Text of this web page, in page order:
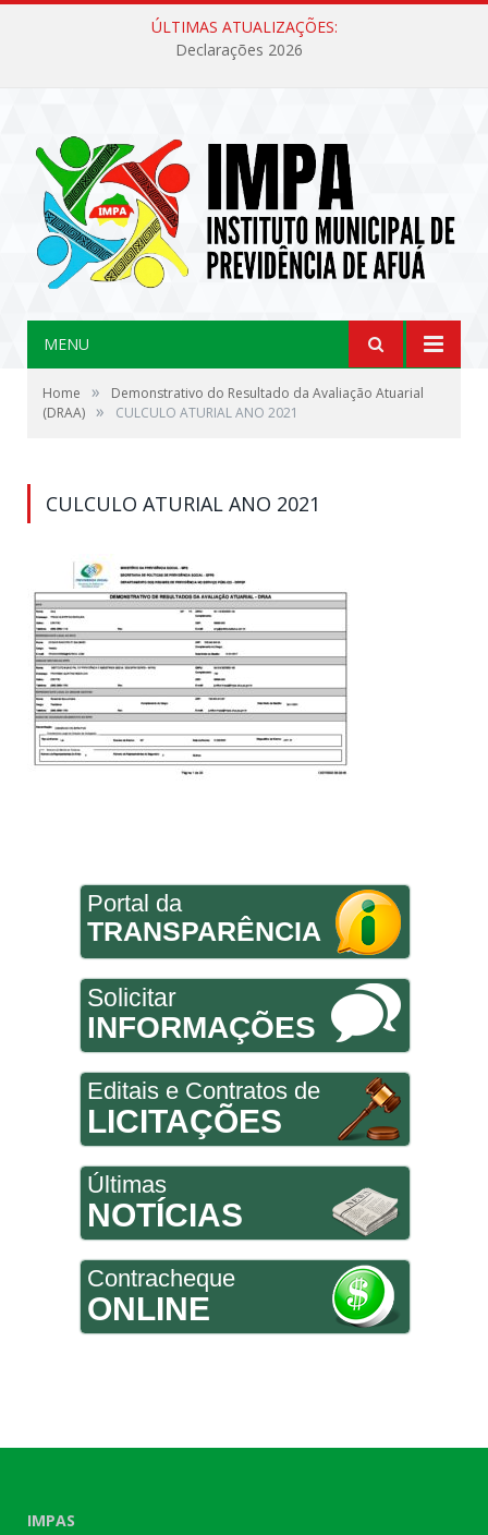
ÚLTIMAS ATUALIZAÇÕES:
Declarações 2026
MENU
Home »
Demonstrativo do Resultado da Avaliação Atuarial
(DRAA) » CULCULO ATURIAL ANO 2021
CULCULO ATURIAL ANO 2021
Portal da
TRANSPARÊNCIA
Solicitar
INFORMAÇÕES
Editais e Contratos de
LICITAÇÕES
Últimas
NOTÍCIAS
Contracheque
ONLINE
IMPAS